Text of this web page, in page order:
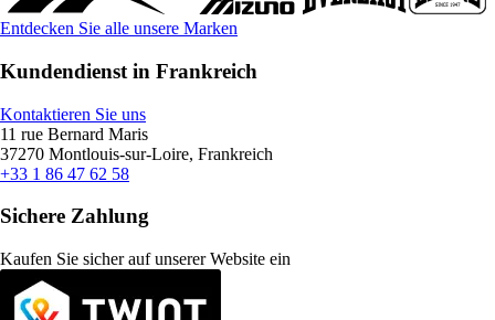
Entdecken Sie alle unsere Marken
Kundendienst in Frankreich
Kontaktieren Sie uns
11 rue Bernard Maris
37270 Montlouis-sur-Loire, Frankreich
+33 1 86 47 62 58
Sichere Zahlung
Kaufen Sie sicher auf unserer Website ein